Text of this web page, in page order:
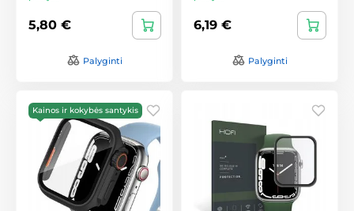
5,80 €
Palyginti
6,19 €
Palyginti
Kainos ir kokybės santykis